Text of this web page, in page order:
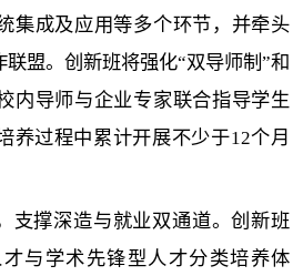
集成及应用等多个环节，并牵头
盟。创新班将强化“双导师制”和
内导师与企业专家联合指导学生
养过程中累计开展不少于12个月
支撑深造与就业双通道。创新班
与学术先锋型人才分类培养体